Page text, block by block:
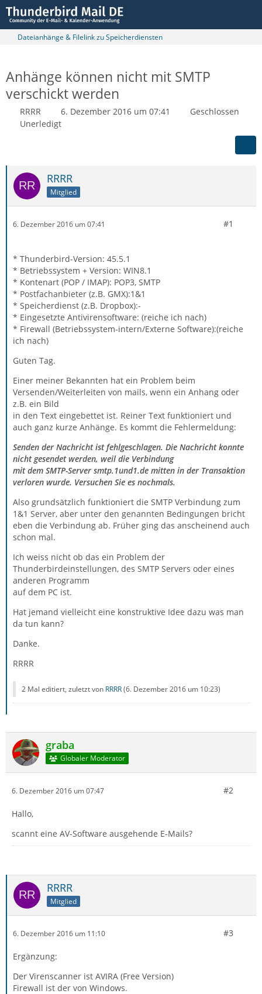
Dateianhänge & Filelink zu Speicherdiensten
Anhänge können nicht mit SMTP
verschickt werden
RRRR 6. Dezember 2016 um 07:41
Geschlossen
Unerledigt
RRRR
Mitglied
6. Dezember 2016 um 07:41 #1
* Thunderbird-Version: 45.5.1
* Betriebssystem + Version: WIN8.1
* Kontenart (POP / IMAP): POP3, SMTP
* Postfachanbieter (z.B. GMX):1&1
* Speicherdienst (z.B. Dropbox):-
* Eingesetzte Antivirensoftware: (reiche ich nach)
* Firewall (Betriebssystem-intern/Externe Software):(reiche
ich nach)
Guten Tag.
Einer meiner Bekannten hat ein Problem beim
Versenden/Weiterleiten von mails, wenn ein Anhang oder
z.B. ein Bild
in den Text eingebettet ist. Reiner Text funktioniert und
auch ganz kurze Anhänge. Es kommt die Fehlermeldung:
Senden der Nachricht ist fehlgeschlagen. Die Nachricht konnte
nicht gesendet werden, weil die Verbindung
mit dem SMTP-Server smtp.1und1.de mitten in der Transaktion
verloren wurde. Versuchen Sie es nochmals.
Also grundsätzlich funktioniert die SMTP Verbindung zum
1&1 Server, aber unter den genannten Bedingungen bricht
eben die Verbindung ab. Früher ging das anscheinend auch
schon mal.
Ich weiss nicht ob das ein Problem der
Thunderbirdeinstellungen, des SMTP Servers oder eines
anderen Programm
auf dem PC ist.
Hat jemand vielleicht eine konstruktive Idee dazu was man
da tun kann?
Danke.
RRRR
2 Mal editiert, zuletzt von RRRR(6. Dezember 2016 um 10:23)
graba
Globaler Moderator
6. Dezember 2016 um 07:47 #2
Hallo,
scannt eine AV-Software ausgehende E-Mails?
RRRR
Mitglied
6. Dezember 2016 um 11:10 #3
Ergänzung:
Der Virenscanner ist AVIRA (Free Version)
Firewall ist der von Windows.